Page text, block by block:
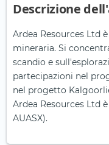
Descrizione
Ardea Resources Ltd
mineraria. Si
scandio e
partecipazioni nel
nel progetto
Ardea Resources Ltd
AUASX).